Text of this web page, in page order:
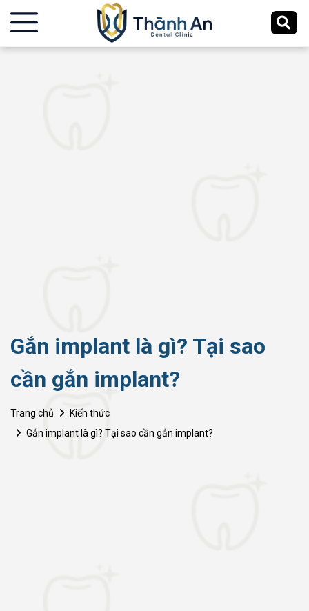
Gắn implant là gì? Tại sao
cần gắn implant?
Trang chủ
Kiến thức
Gắn implant là gì? Tại sao cần gắn implant?